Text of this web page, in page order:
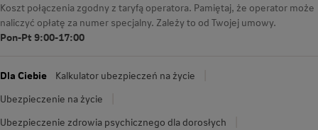
Koszt połączenia zgodny z taryfą operatora. Pamiętaj, że operator może
naliczyć opłatę za numer specjalny. Zależy to od Twojej umowy.
Pon-Pt 9:00-17:00
Dla Ciebie
Kalkulator ubezpieczeń na życie
Ubezpieczenie na życie
Ubezpieczenie zdrowia psychicznego dla dorosłych